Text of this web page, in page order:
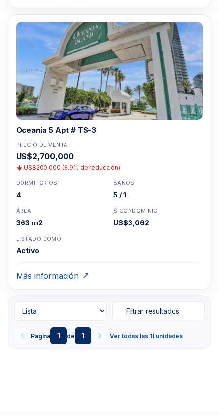
Oceania 5 Apt # TS-3
PRECIO DE VENTA
US$2,700,000
US$200,000 (6.9% de reducción)
DORMITORIOS
4
BAÑOS
5 / 1
ÁREA
363 m2
$ CONDOMINIO
US$3,062
LISTADO COMO
Activo
Más información
Página 1 de 1 Ver todas las 11 unidades
Filtrar resultados